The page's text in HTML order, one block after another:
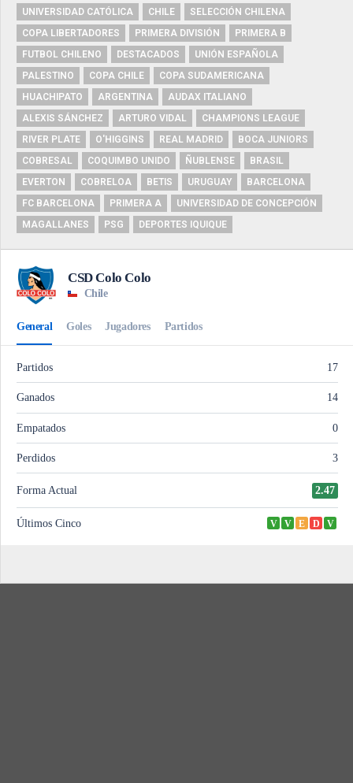
UNIVERSIDAD CATÓLICA
CHILE
SELECCIÓN CHILENA
COPA LIBERTADORES
PRIMERA DIVISIÓN
PRIMERA B
FUTBOL CHILENO
DESTACADOS
UNIÓN ESPAÑOLA
PALESTINO
COPA CHILE
COPA SUDAMERICANA
HUACHIPATO
ARGENTINA
AUDAX ITALIANO
ALEXIS SÁNCHEZ
ARTURO VIDAL
CHAMPIONS LEAGUE
RIVER PLATE
O'HIGGINS REAL MADRID
BOCA JUNIORS
COBRESAL
COQUIMBO UNIDO ÑUBLENSE
BRASIL
EVERTON
COBRELOA BETIS URUGUAY
BARCELONA
FC BARCELONA
PRIMERA A
UNIVERSIDAD DE CONCEPCIÓN
MAGALLANES
PSG DEPORTES IQUIQUE